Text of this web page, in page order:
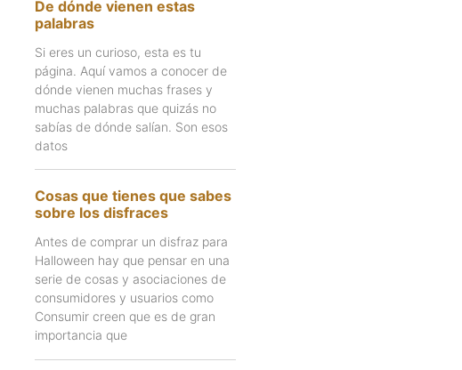
De dónde vienen estas
palabras
Si eres un curioso, esta es tu
página. Aquí vamos a conocer de
dónde vienen muchas frases y
muchas palabras que quizás no
sabías de dónde salían. Son esos
datos
Cosas que tienes que sabes
sobre los disfraces
Antes de comprar un disfraz para
Halloween hay que pensar en una
serie de cosas y asociaciones de
consumidores y usuarios como
Consumir creen que es de gran
importancia que